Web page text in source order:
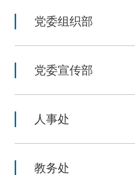
党委组织部
党委宣传部
人事处
教务处